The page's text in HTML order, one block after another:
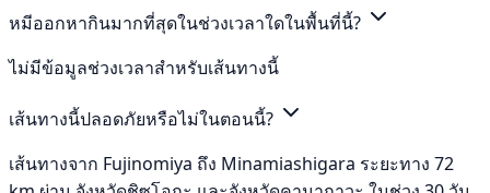
หมีออกหากินมากที่สุดในช่วงเวลาใดในพื้นที่นี้?
ไม่มีข้อมูลช่วงเวลาสำหรับเส้นทางนี้
เส้นทางนี้ปลอดภัยหรือไม่ในตอนนี้?
เส้นทางจาก Fujinomiya ถึง Minamiashigara ระยะทาง 72